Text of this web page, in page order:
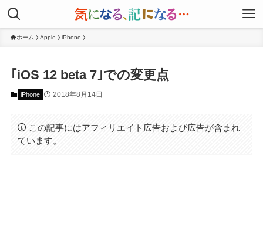
ホーム Apple iPhone
｢iOS 12 beta 7｣での変更点
iPhone 2018年8月14日
この記事にはアフィリエイト広告および広告が含まれ
ています。